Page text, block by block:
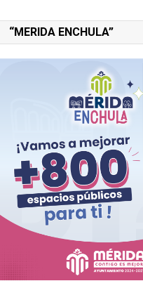
“MERIDA ENCHULA”